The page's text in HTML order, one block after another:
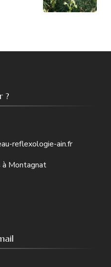
?
reflexologie-ain.fr
à Montagnat